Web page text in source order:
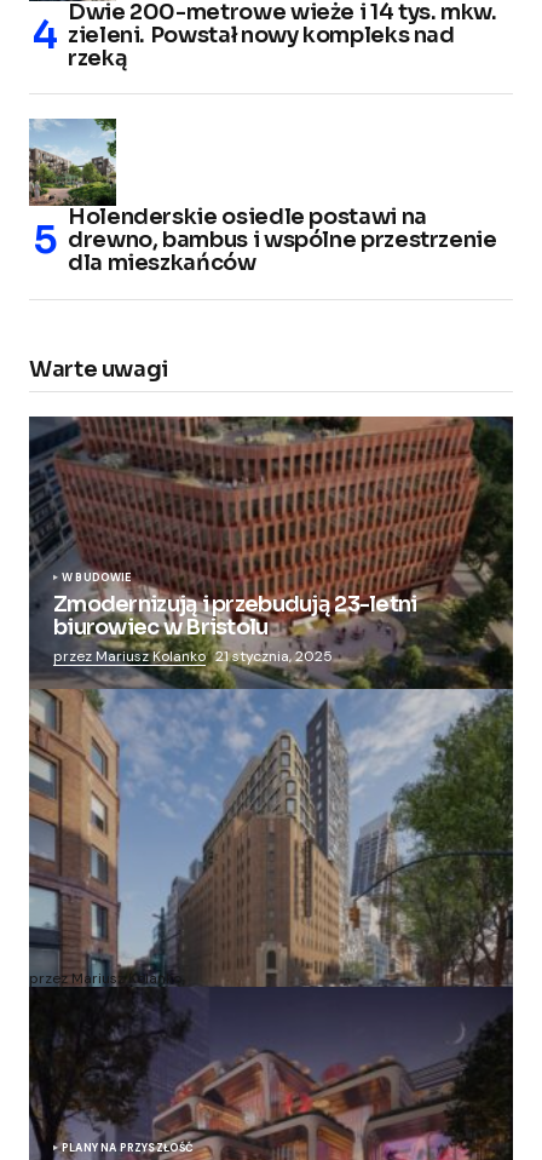
Dwie 200-metrowe wieże i 14 tys. mkw.
zieleni. Powstał nowy kompleks nad
rzeką
Holenderskie osiedle postawi na
drewno, bambus i wspólne przestrzenie
dla mieszkańców
Warte uwagi
W BUDOWIE
Zmodernizują i przebudują 23-letni
biurowiec w Bristolu
przez Mariusz Kolanko 21 stycznia, 2025
Zmieniają więzienie dla kobiet w nowoczesny
apartamentowiec
przez Mariusz Kolanko 20 lipca, 2024
PLANY NA PRZYSZŁOŚĆ